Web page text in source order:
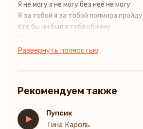
Я не могу я не могу без неё не могу
Я за тобой я за тобой полмира пройду
Кто бы ни был я тебя обниму
Но я готов на других боясь
Это секрет встретил любовь,
Развернуть полностью
Рекомендуем также
Пупсик
Тина Кароль